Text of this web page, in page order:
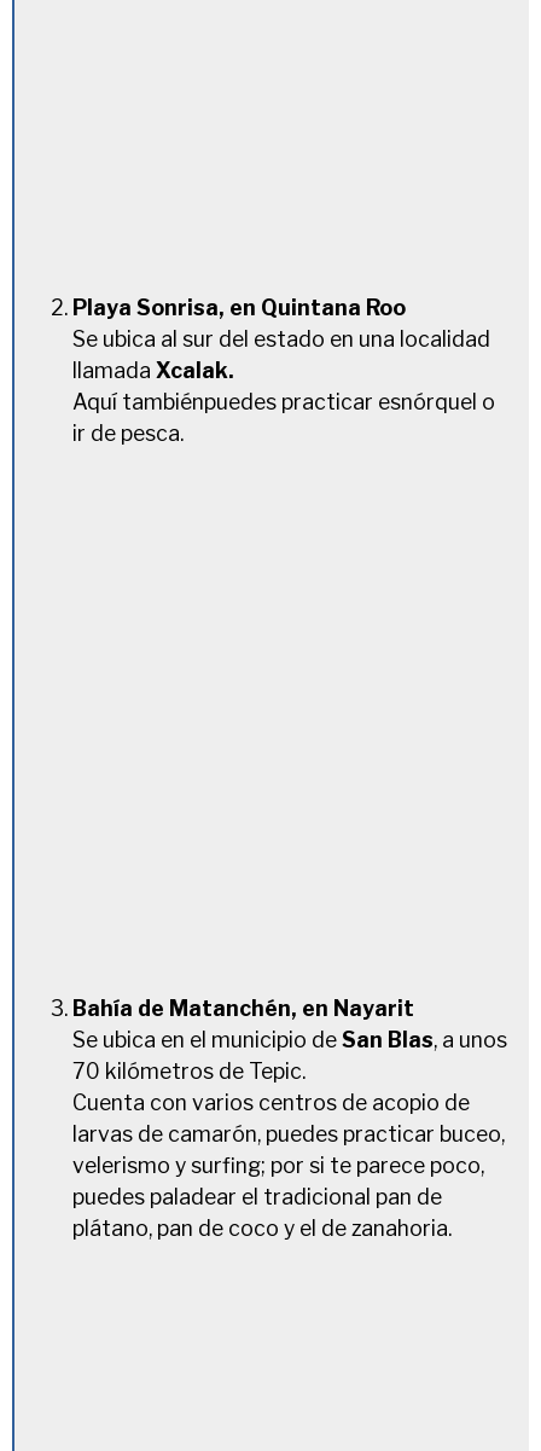
Playa Sonrisa, en Quintana Roo
Se ubica al sur del estado en una localidad
llamadaXcalak.
Aquí tambiénpuedes practicar esnórquel o
ir de pesca.
Bahía de Matanchén, en Nayarit
Se ubica en el municipio deSan Blas, a unos
70 kilómetros de Tepic.
Cuenta con varios centros de acopio de
larvas de camarón, puedes practicar buceo,
velerismo y surfing; por si te parece poco,
puedes paladear el tradicional pan de
plátano, pan de coco y el de zanahoria.